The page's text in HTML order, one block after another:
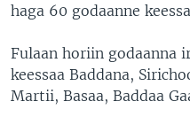
haga 60 godaanne
Fulaan horiin godaanna
keessaa Baddana,
Martii, Basaa, Baddaa